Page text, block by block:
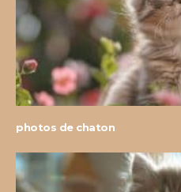
photos de chaton